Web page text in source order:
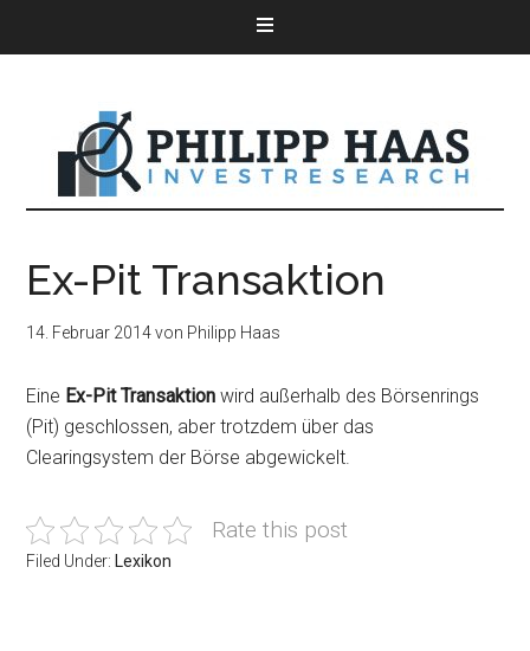
Ex-Pit Transaktion
14. Februar 2014von Philipp Haas
Eine Ex-Pit Transaktion wird außerhalb des Börsenrings
(Pit) geschlossen, aber trotzdem über das
Clearingsystem der Börse abgewickelt.
Rate this post
Filed Under: Lexikon